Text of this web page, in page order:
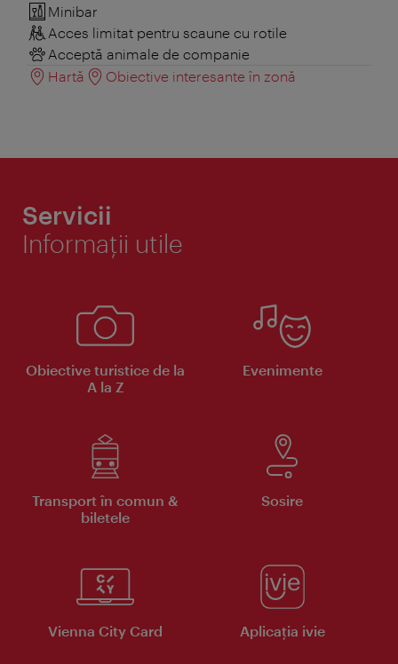
Minibar
Acces limitat pentru scaune cu rotile
Acceptă animale de companie
Hartă
Obiective interesante în zonă
Servicii
Informaţii utile
Obiective turistice de la
A la Z
Evenimente
Transport în comun &
biletele
Sosire
Vienna City Card Aplicaţia ivie